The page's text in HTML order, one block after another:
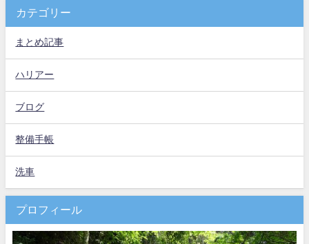
カテゴリー
まとめ記事
ハリアー
ブログ
整備手帳
洗車
プロフィール